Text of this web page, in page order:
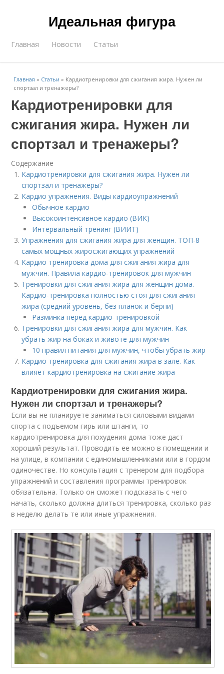
Идеальная фигура
Главная Новости Статьи
Главная » Статьи » Кардиотренировки для сжигания жира. Нужен ли
спортзал и тренажеры?
Кардиотренировки для
сжигания жира. Нужен ли
спортзал и тренажеры?
Содержание
Кардиотренировки для сжигания жира. Нужен ли
спортзал и тренажеры?
Кардио упражнения. Виды кардиоупражнений
Обычное кардио
Высокоинтенсивное кардио (ВИК)
Интервальный тренинг (ВИИТ)
Упражнения для сжигания жира для женщин. ТОП-8
самых мощных жиросжигающих упражнений
Кардио тренировка дома для сжигания жира для
мужчин. Правила кардио-тренировок для мужчин
Тренировки для сжигания жира для женщин дома.
Кардио-тренировка полностью стоя для сжигания
жира (средний уровень, без планок и берпи)
Разминка перед кардио-тренировкой
Тренировки для сжигания жира для мужчин. Как
убрать жир на боках и животе для мужчин
10 правил питания для мужчин, чтобы убрать жир
Кардио тренировка для сжигания жира в зале. Как
влияет кардиотренировка на сжигание жира
Кардиотренировки для сжигания жира.
Нужен ли спортзал и тренажеры?
Если вы не планируете заниматься силовыми видами
спорта с подъемом гирь или штанги, то
кардиотренировка для похудения дома тоже даст
хороший результат. Проводить ее можно в помещении и
на улице, в компании с единомышленниками или в гордом
одиночестве. Но консультация с тренером для подбора
упражнений и составления программы тренировок
обязательна. Только он сможет подсказать с чего
начать, сколько должна длиться тренировка, сколько раз
в неделю делать те или иные упражнения.